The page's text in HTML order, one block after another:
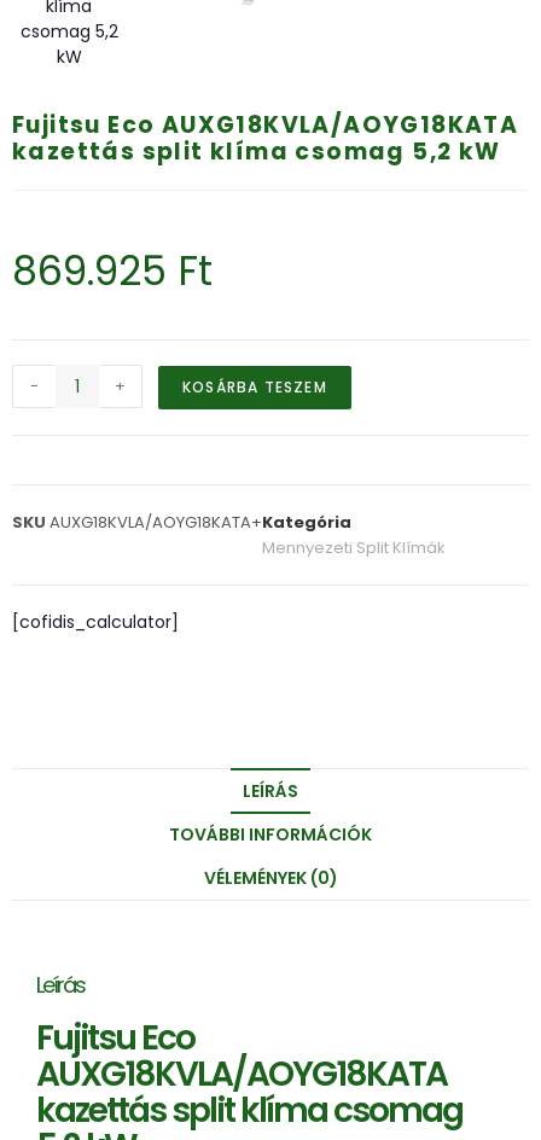
Fujitsu Eco AUXG18KVLA/AOYG18KATA
kazettás split klíma csomag 5,2 kW
869.925 Ft
- + KOSÁRBA TESZEM
SKU AUXG18KVLA/AOYG18KATA+Kategória
Mennyezeti Split Klímák
[cofidis_calculator]
LEÍRÁS
TOVÁBBI INFORMÁCIÓK
VÉLEMÉNYEK (0)
Leírás
Fujitsu Eco
AUXG18KVLA/AOYG18KATA
kazettás split klíma csomag